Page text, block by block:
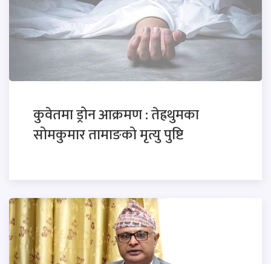
कुवेतमा ड्रोन आक्रमण : तेह्रथुमका
सोमकुमार तामाङको मृत्यु पुष्टि